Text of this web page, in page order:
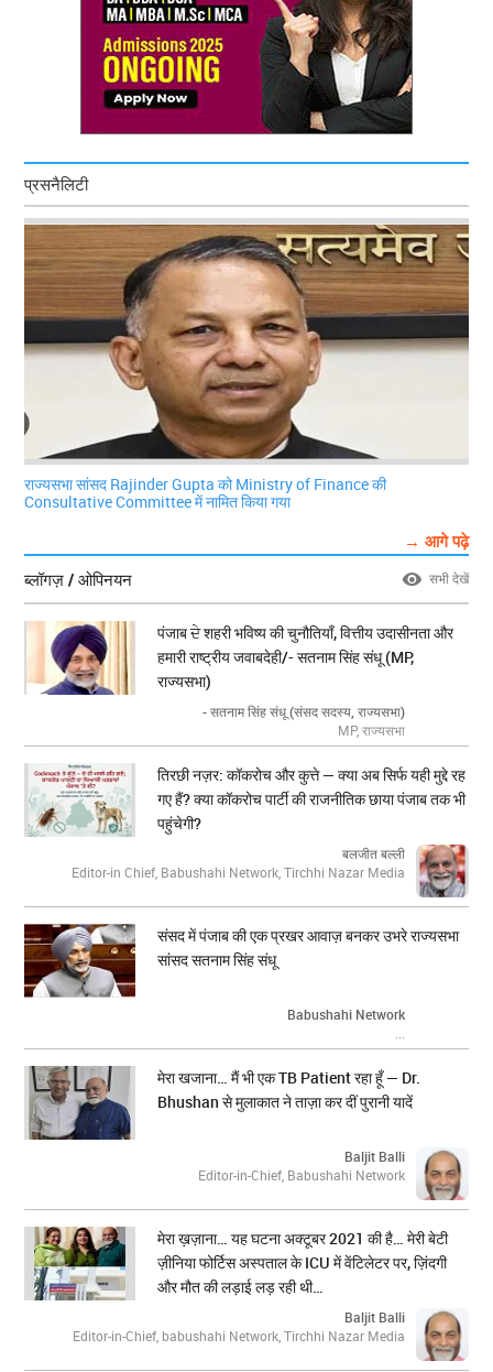
प्रसनैलिटी
राज्यसभा सांसद Rajinder Gupta को Ministry of Finance की
Consultative Committee में नामित किया गया
→ आगे पढ़े
ब्लॉगज़ / ओपिनयन
सभी देखें
पंजाब ਦੇ शहरी भविष्य की चुनौतियाँ, वित्तीय उदासीनता और
हमारी राष्ट्रीय जवाबदेही/- सतनाम सिंह संधू (MP,
राज्यसभा)
- सतनाम सिंह संधू (संसद सदस्य, राज्यसभा)
MP, राज्यसभा
तिरछी नज़र: कॉकरोच और कुत्ते — क्या अब सिर्फ यही मुद्दे रह
गए हैं? क्या कॉकरोच पार्टी की राजनीतिक छाया पंजाब तक भी
पहुंचेगी?
बलजीत बल्ली
Editor-in Chief, Babushahi Network, Tirchhi Nazar Media
संसद में पंजाब की एक प्रखर आवाज़ बनकर उभरे राज्यसभा
सांसद सतनाम सिंह संधू
Babushahi Network
...
मेरा खजाना… मैं भी एक TB Patient रहा हूँ — Dr.
Bhushan से मुलाकात ने ताज़ा कर दीं पुरानी यादें
Baljit Balli
Editor-in-Chief, Babushahi Network
मेरा ख़ज़ाना… यह घटना अक्टूबर 2021 की है… मेरी बेटी
ज़ीनिया फोर्टिस अस्पताल के ICU में वेंटिलेटर पर, ज़िंदगी
और मौत की लड़ाई लड़ रही थी…
Baljit Balli
Editor-in-Chief, babushahi Network, Tirchhi Nazar Media